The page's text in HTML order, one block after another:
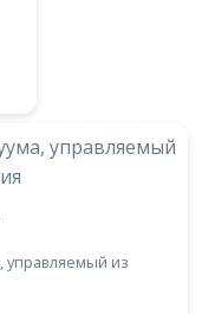
управляемый из